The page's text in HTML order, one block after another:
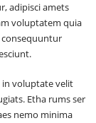
adipisci amets
voluptatem quia
voluptate velit
Etha rums ser
nemo minima